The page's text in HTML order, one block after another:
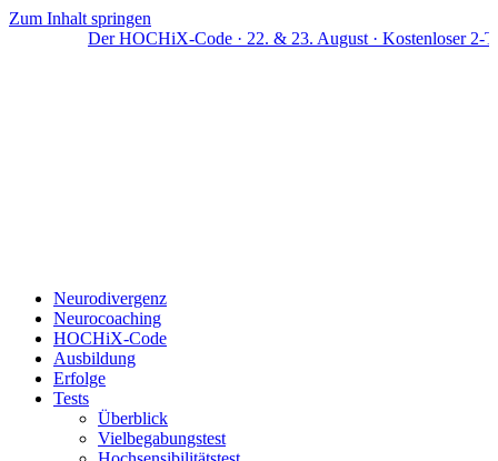
Zum Inhalt springen
Der HOCHiX-Code · 22. & 23. August · Kostenloser 2-
Neurodivergenz
Neurocoaching
HOCHiX-Code
Ausbildung
Erfolge
Tests
Überblick
Vielbegabungstest